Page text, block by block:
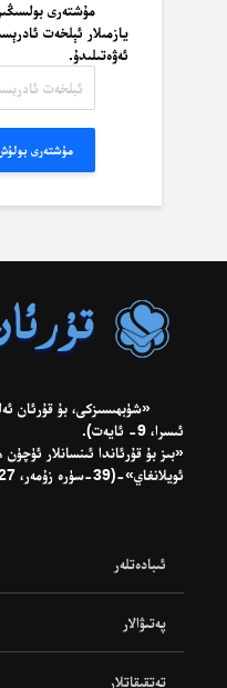
مۇشتەرى
يازمىلار ئېلخەت
ئەۋەتىلىدۇ.
ئادرېسىڭىز.
مۇشتەرى
ئىسرا، 9- ئايەت).
«بىز بۇ قۇرئاندا ئىنسانلار
ئويلانغاي»-(39-سۈرە زۇمەر، 27- ئايەت).
ئىبادەتلەر
پەتىۋالار
تەتقىقاتلار